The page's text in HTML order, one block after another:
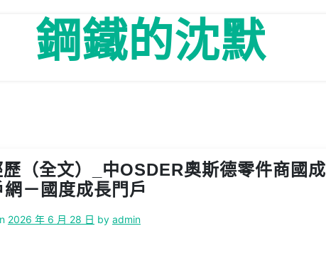
鋼鐵的沈默
（全文）_中OSDER奧斯德零件商國成
網－國度成長門戶
2026 年 6 月 28 日 by admin